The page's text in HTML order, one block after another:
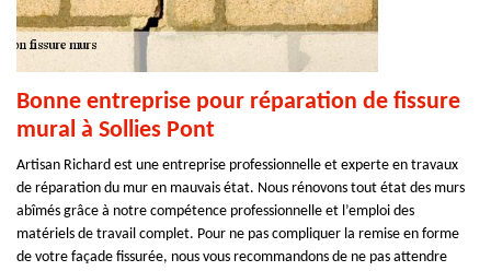
Bonne entreprise pour réparation de fissure
mural à Sollies Pont
Artisan Richard est une entreprise professionnelle et experte en travaux
de réparation du mur en mauvais état. Nous rénovons tout état des murs
abîmés grâce à notre compétence professionnelle et l’emploi des
matériels de travail complet. Pour ne pas compliquer la remise en forme
de votre façade fissurée, nous vous recommandons de ne pas attendre